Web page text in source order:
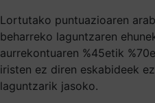
Lortutako puntuazioaren
beharreko laguntzaren
aurrekontuaren %45etik
iristen ez diren eskabideek
laguntzarik jasoko.